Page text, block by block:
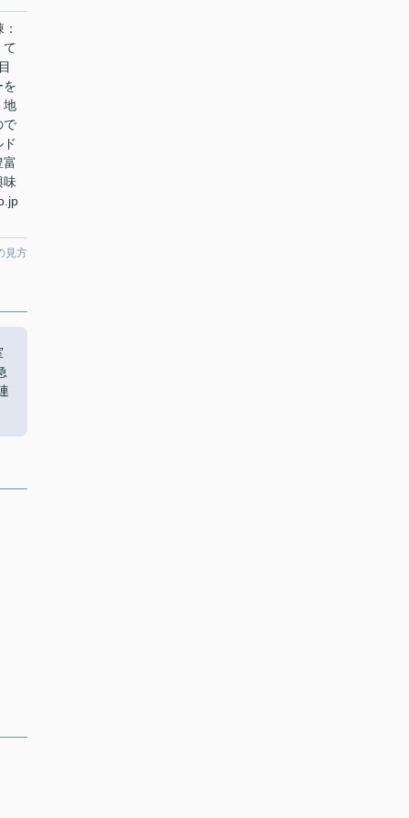
て
を
地
で
富
味
見方